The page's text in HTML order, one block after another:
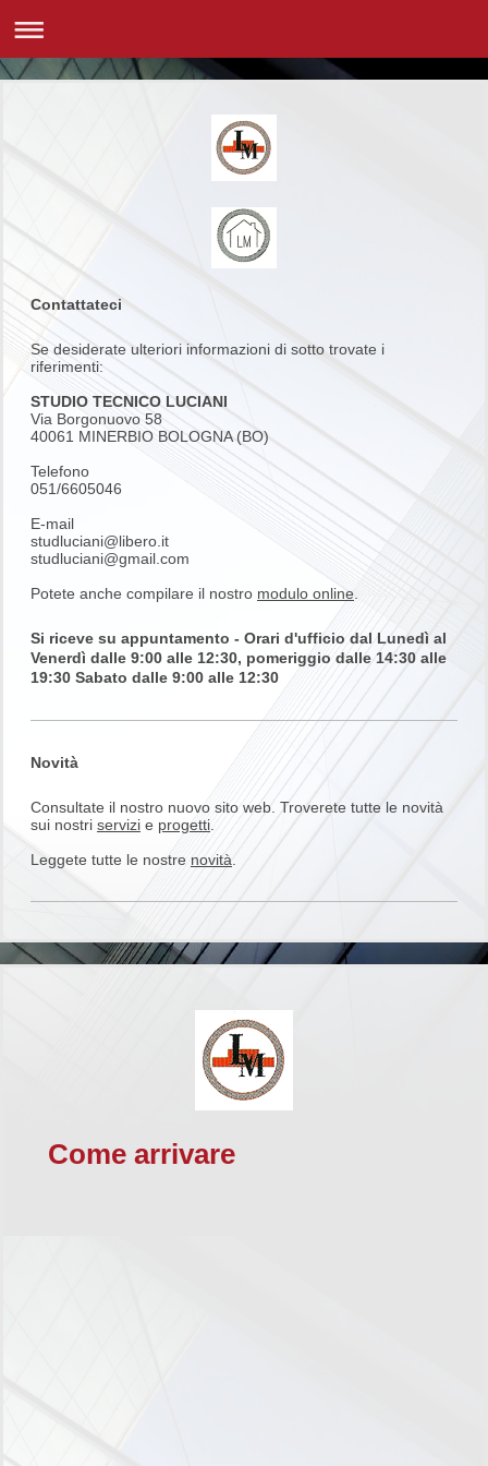
Contattateci
Se desiderate ulteriori informazioni di sotto trovate i
riferimenti:
STUDIO TECNICO LUCIANI
Via Borgonuovo 58
40061 MINERBIO BOLOGNA (BO)
Telefono
051/6605046
E-mail
studluciani@libero.it
studluciani@gmail.com
Potete anche compilare il nostro modulo online
Si riceve su appuntamento - Orari d'ufficio dal Lunedì al
Venerdì dalle 9:00 alle 12:30, pomeriggio dalle 14:30 alle
19:30 Sabato dalle 9:00 alle 12:30
Novità
Consultate il nostro nuovo sito web. Troverete tutte le novità
sui nostri servizi e progetti
Leggete tutte le nostre novità
Come arrivare